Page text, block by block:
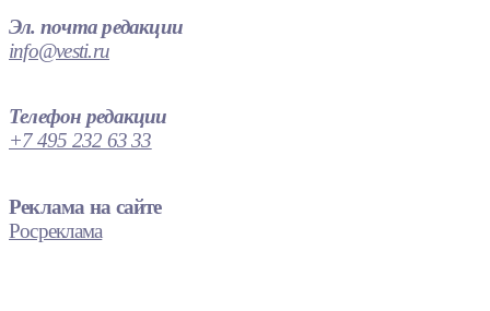
Эл. почта редакции
info@vesti.ru
Телефон редакции
+7 495 232 63 33
Реклама на сайте
Росреклама